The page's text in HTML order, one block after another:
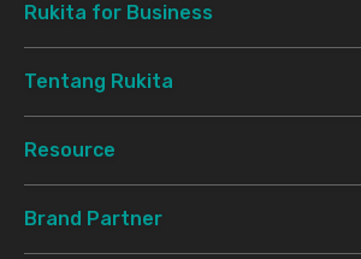
Rukita for Business
Tentang Rukita
Resource
Brand Partner